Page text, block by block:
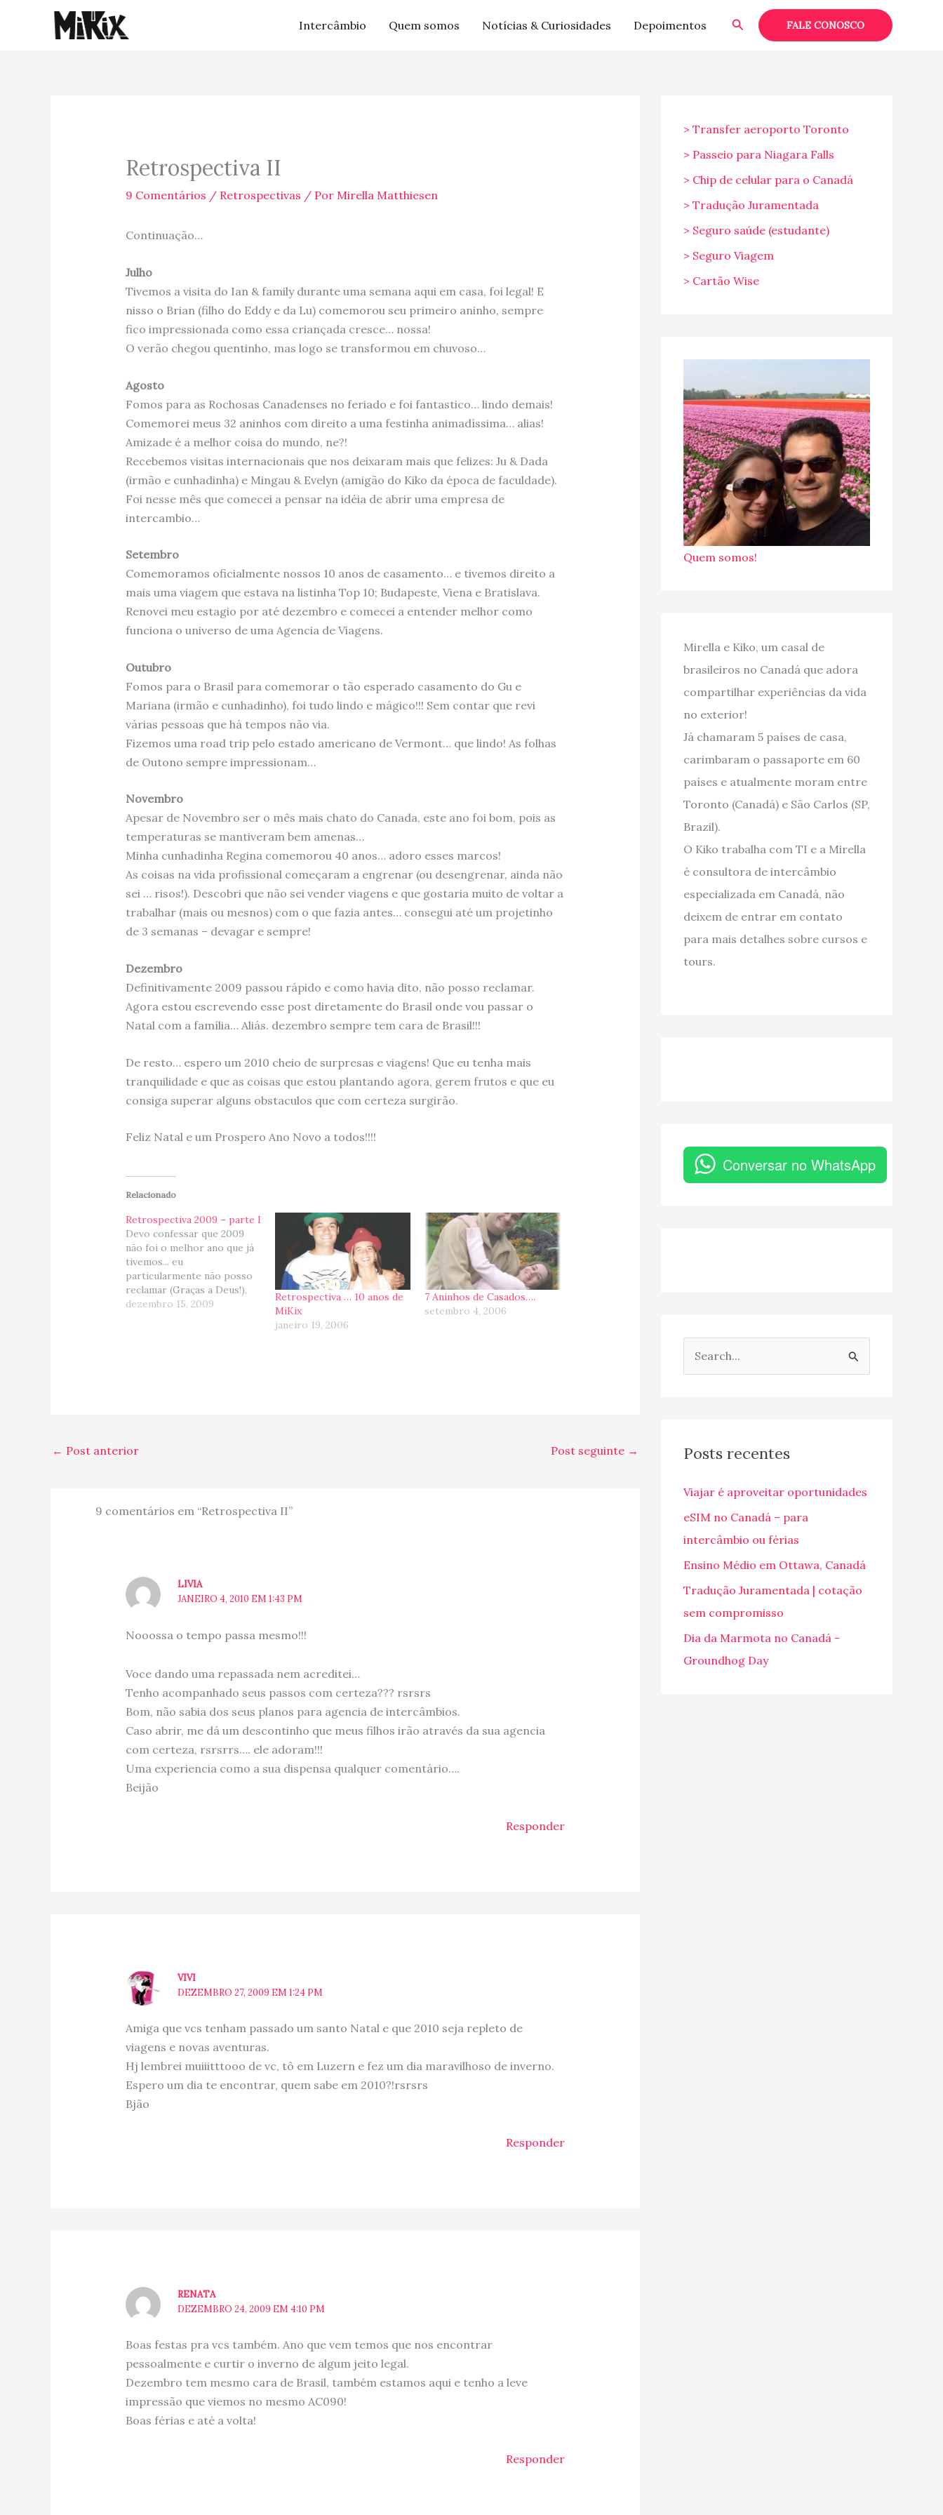
Intercâmbio Quem somos Notícias & Curiosidades Depoimentos PesquisarFALE CONOSCO
Retrospectiva II
9 Comentários / Retrospectivas / Por Mirella Matthiesen
Continuação…
Julho
Tivemos a visita do Ian & family durante uma semana aqui em casa, foi legal! E
nisso o Brian (filho do Eddy e da Lu) comemorou seu primeiro aninho, sempre
fico impressionada como essa criançada cresce… nossa!
O verão chegou quentinho, mas logo se transformou em chuvoso…
Agosto
Fomos para as Rochosas Canadenses no feriado e foi fantastico… lindo demais!
Comemorei meus 32 aninhos com direito a uma festinha animadíssima… alias!
Amizade é a melhor coisa do mundo, ne?!
Recebemos visitas internacionais que nos deixaram mais que felizes: Ju & Dada
(irmão e cunhadinha) e Mingau & Evelyn (amigão do Kiko da época de faculdade).
Foi nesse mês que comecei a pensar na idéia de abrir uma empresa de
intercambio…
Setembro
Comemoramos oficialmente nossos 10 anos de casamento… e tivemos direito a
mais uma viagem que estava na listinha Top 10; Budapeste, Viena e Bratislava.
Renovei meu estagio por até dezembro e comecei a entender melhor como
funciona o universo de uma Agencia de Viagens.
Outubro
Fomos para o Brasil para comemorar o tão esperado casamento do Gu e
Mariana (irmão e cunhadinho), foi tudo lindo e mágico!!! Sem contar que revi
várias pessoas que há tempos não via.
Fizemos uma road trip pelo estado americano de Vermont… que lindo! As folhas
de Outono sempre impressionam…
Novembro
Apesar de Novembro ser o mês mais chato do Canada, este ano foi bom, pois as
temperaturas se mantiveram bem amenas…
Minha cunhadinha Regina comemorou 40 anos… adoro esses marcos!
As coisas na vida profissional começaram a engrenar (ou desengrenar, ainda não
sei … risos!). Descobri que não sei vender viagens e que gostaria muito de voltar a
trabalhar (mais ou mesnos) com o que fazia antes… consegui até um projetinho
de 3 semanas – devagar e sempre!
Dezembro
Definitivamente 2009 passou rápido e como havia dito, não posso reclamar.
Agora estou escrevendo esse post diretamente do Brasil onde vou passar o
Natal com a família… Aliás. dezembro sempre tem cara de Brasil!!!
De resto… espero um 2010 cheio de surpresas e viagens! Que eu tenha mais
tranquilidade e que as coisas que estou plantando agora, gerem frutos e que eu
consiga superar alguns obstaculos que com certeza surgirão.
Feliz Natal e um Prospero Ano Novo a todos!!!!
Relacionado
Retrospectiva 2009 – parte I
Devo confessar que 2009
não foi o melhor ano que já
tivemos... eu
particularmente não posso
reclamar (Graças a Deus!),
mas a crise atrapalhou
dezembro 15, 2009
Retrospectiva … 10 anos de
MiKix
janeiro 19, 2006
7 Aninhos de Casados….
setembro 4, 2006
← Post anterior Post seguinte →
9 comentários em “Retrospectiva II”
LIVIA
JANEIRO 4, 2010 EM 1:43 PM
Nooossa o tempo passa mesmo!!!
Voce dando uma repassada nem acreditei…
Tenho acompanhado seus passos com certeza??? rsrsrs
Bom, não sabia dos seus planos para agencia de intercâmbios.
Caso abrir, me dá um descontinho que meus filhos irão através da sua agencia
com certeza, rsrsrrs…. ele adoram!!!
Uma experiencia como a sua dispensa qualquer comentário….
Beijão
Responder
VIVI
DEZEMBRO 27, 2009 EM 1:24 PM
Amiga que vcs tenham passado um santo Natal e que 2010 seja repleto de
viagens e novas aventuras.
Hj lembrei muiiitttooo de vc, tô em Luzern e fez um dia maravilhoso de inverno.
Espero um dia te encontrar, quem sabe em 2010?!rsrsrs
Bjão
Responder
RENATA
DEZEMBRO 24, 2009 EM 4:10 PM
Boas festas pra vcs também. Ano que vem temos que nos encontrar
pessoalmente e curtir o inverno de algum jeito legal.
Dezembro tem mesmo cara de Brasil, também estamos aqui e tenho a leve
impressão que viemos no mesmo AC090!
Boas férias e até a volta!
Responder
> Transfer aeroporto Toronto
> Passeio para Niagara Falls
> Chip de celular para o Canadá
> Tradução Juramentada
> Seguro saúde (estudante)
> Seguro Viagem
> Cartão Wise
Quem somos!
Mirella e Kiko, um casal de
brasileiros no Canadá que adora
compartilhar experiências da vida
no exterior!
Já chamaram 5 países de casa,
carimbaram o passaporte em 60
países e atualmente moram entre
Toronto (Canadá) e São Carlos (SP,
Brazil).
O Kiko trabalha com TI e a Mirella
é consultora de intercâmbio
especializada em Canadá, não
deixem de entrar em contato
para mais detalhes sobre cursos e
tours.
Conversar no WhatsApp
u
s
a
r
p
o
Posts recentes
Viajar é aproveitar oportunidades
eSIM no Canadá – para
intercâmbio ou férias
Ensino Médio em Ottawa, Canadá
Tradução Juramentada | cotação
sem compromisso
Dia da Marmota no Canadá -
Groundhog Day